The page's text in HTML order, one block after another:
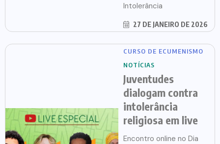
Intolerância
27 DE JANEIRO DE 2026
CURSO DE ECUMENISMO
NOTÍCIAS
Juventudes
dialogam contra
intolerância
religiosa em live
Encontro online no Dia